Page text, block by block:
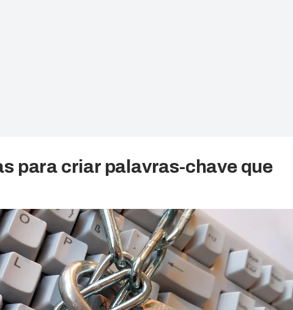
para criar palavras-chave que